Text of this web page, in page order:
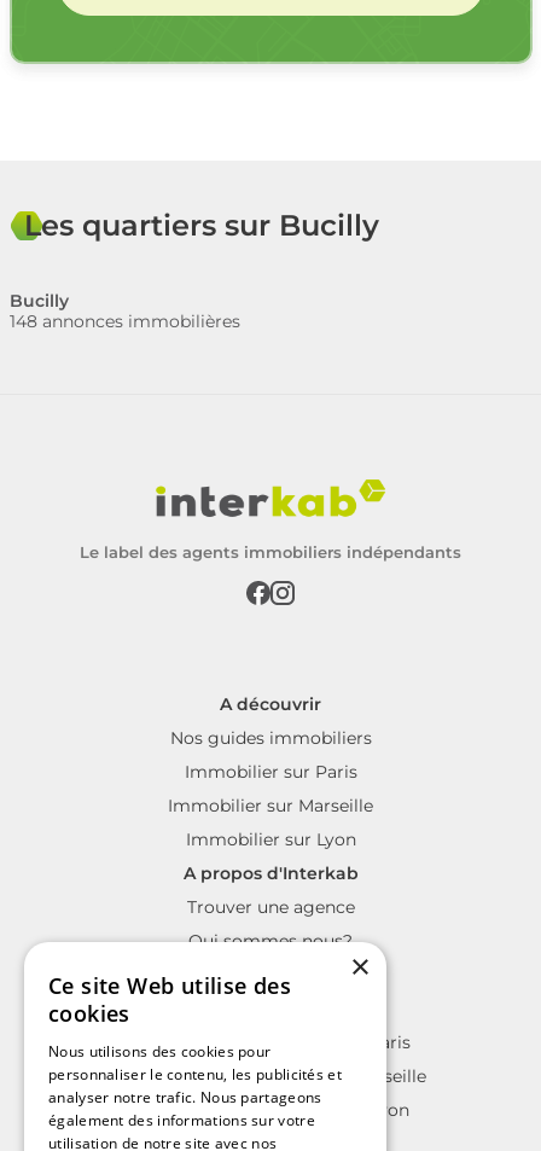
Les quartiers sur Bucilly
Bucilly
148 annonces immobilières
Le label des agents immobiliers indépendants
A découvrir
Nos guides immobiliers
Immobilier sur Paris
Immobilier sur Marseille
Immobilier sur Lyon
A propos d'Interkab
Trouver une agence
Qui sommes nous?
La charte Interkab
Annonces immobilières sur Paris
Annonces immobilières sur Marseille
Annonces immobilières sur Lyon
×
Ce site Web utilise des
cookies
Nous utilisons des cookies pour
personnaliser le contenu, les publicités et
analyser notre trafic. Nous partageons
également des informations sur votre
utilisation de notre site avec nos